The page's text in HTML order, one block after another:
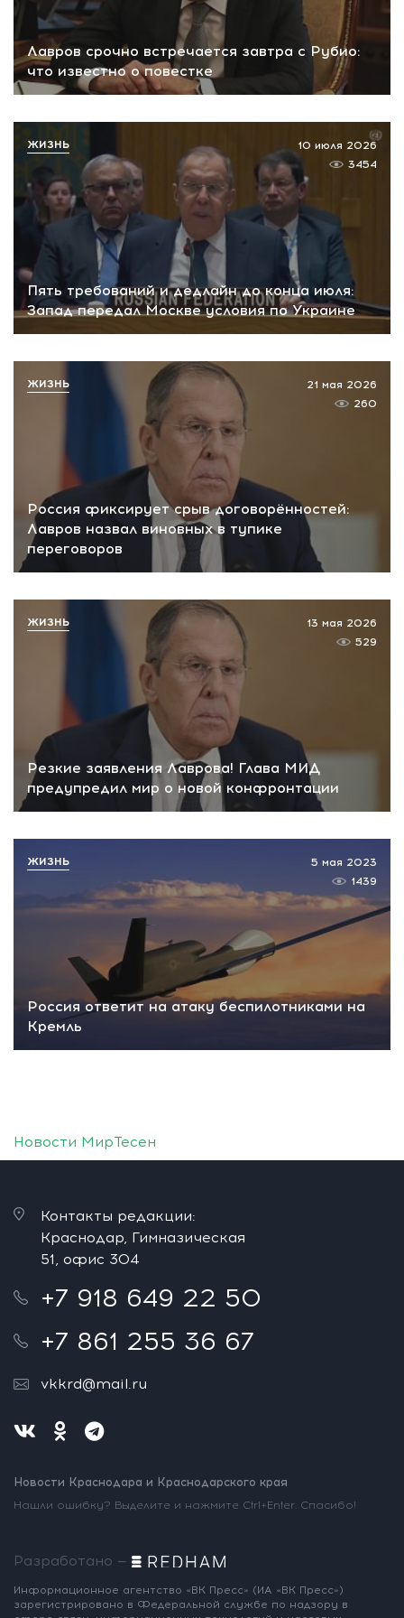
Лавров срочно встречается завтра с Рубио:
что известно о повестке
Пять требований и дедлайн до конца июля:
Запад передал Москве условия по Украине
10 июля 2026
3454
ЖИЗНЬ
Россия фиксирует срыв договорённостей:
Лавров назвал виновных в тупике
переговоров
21 мая 2026
260
ЖИЗНЬ
Резкие заявления Лаврова! Глава МИД
предупредил мир о новой конфронтации
13 мая 2026
529
ЖИЗНЬ
Россия ответит на атаку беспилотниками на
Кремль
5 мая 2023
1439
ЖИЗНЬ
Новости МирТесен
Контакты редакции:
Краснодар, Гимназическая
51, офис 304
+7 918 649 22 50
+7 861 255 36 67
vkkrd@mail.ru
Новости Краснодара и Краснодарского края
Нашли ошибку? Выделите и нажмите Ctrl+Enter. Спасибо!
Разработано —
Информационное агентство «ВК Пресс» (ИА «ВК Пресс»)
зарегистрировано в Федеральной службе по надзору в